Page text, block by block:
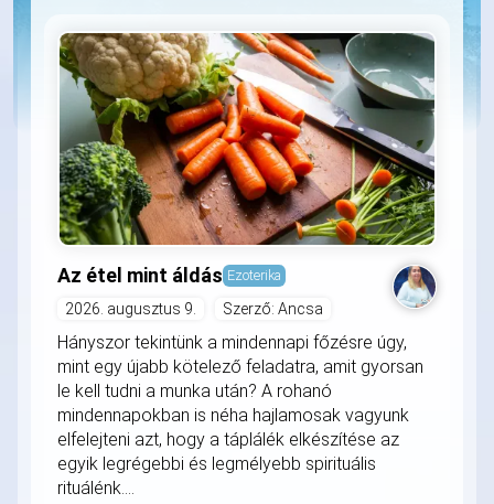
Az étel mint áldás Ezoterika
2026. augusztus 9. Szerző: Ancsa
Hányszor tekintünk a mindennapi főzésre úgy,
mint egy újabb kötelező feladatra, amit gyorsan
le kell tudni a munka után? A rohanó
mindennapokban is néha hajlamosak vagyunk
elfelejteni azt, hogy a táplálék elkészítése az
egyik legrégebbi és legmélyebb spirituális
rituálénk....